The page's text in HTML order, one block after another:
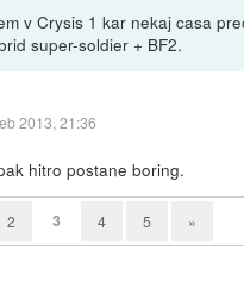
v Crysis 1 kar nekaj casa
super-soldier + BF2.
2013, 21:36
hitro postane boring.
2 3 4 5 »